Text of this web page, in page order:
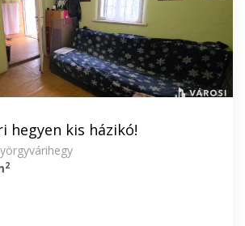
hegyen kis házikó!
2